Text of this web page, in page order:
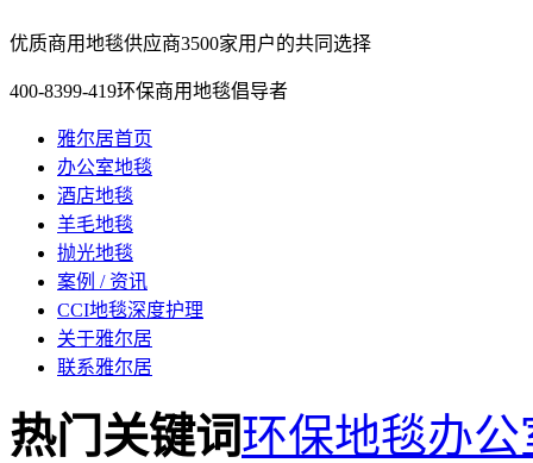
优质商用地毯供应商3500家用户的共同选择
400-8399-419环保商用地毯倡导者
雅尔居首页
办公室地毯
酒店地毯
羊毛地毯
抛光地毯
案例 / 资讯
CCI地毯深度护理
关于雅尔居
联系雅尔居
热门关键词环保地毯办公